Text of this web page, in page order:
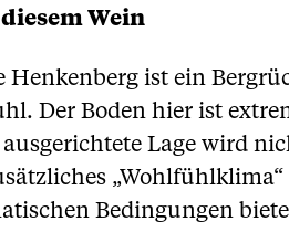
Wein
Henkenberg ist ein
Der Boden hier ist
Lage wird
Bedingungen